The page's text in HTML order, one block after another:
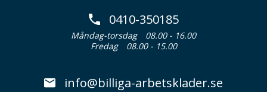
0410-350185
Måndag-torsdag
08.00 - 16.00
Fredag
08.00 - 15.00
info@billiga-arbetsklader.se